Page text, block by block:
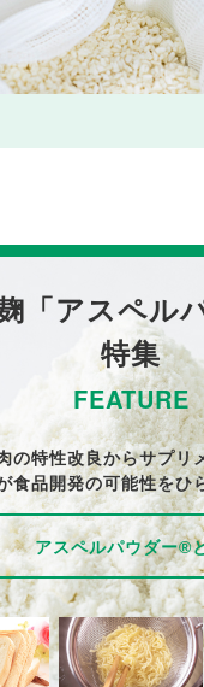
「アスペル
特集
FEATURE
の特性改良からサプリ
食品開発の可能性をひ
アスペルパウダー®